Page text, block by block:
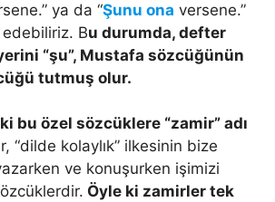
ya da “Şunu ona versene.”
Bu durumda, defter
“şu”, Mustafa sözcüğünün
tutmuş olur.
bu özel sözcüklere “zamir” adı
“dilde kolaylık” ilkesinin bize
ve konuşurken işimizi
Öyle ki zamirler tek